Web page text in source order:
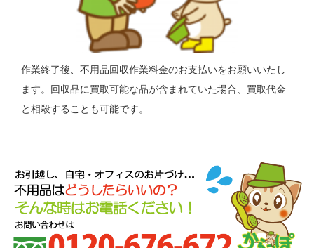
作業終了後、不用品回収作業料金のお支払いをお願いいたし
ます。回収品に買取可能な品が含まれていた場合、買取代金
と相殺することも可能です。